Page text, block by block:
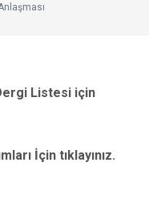
Listesi için
İçin tıklayınız.